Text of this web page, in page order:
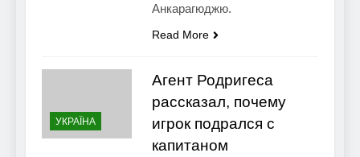
Анкарагюджю.
Read More
УКРАЇНА
Агент Родригеса
рассказал, почему
игрок подрался с
капитаном